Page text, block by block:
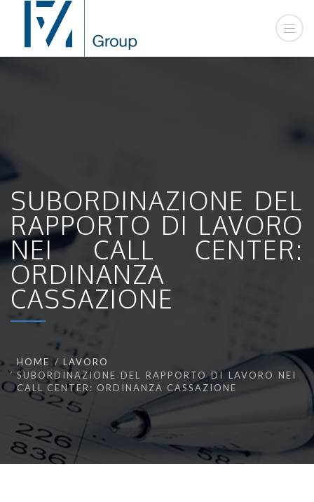
SUBORDINAZIONE DEL
RAPPORTO DI LAVORO
NEI CALL CENTER:
ORDINANZA
CASSAZIONE
HOME
LAVORO
SUBORDINAZIONE DEL RAPPORTO DI LAVORO NEI
CALL CENTER: ORDINANZA CASSAZIONE